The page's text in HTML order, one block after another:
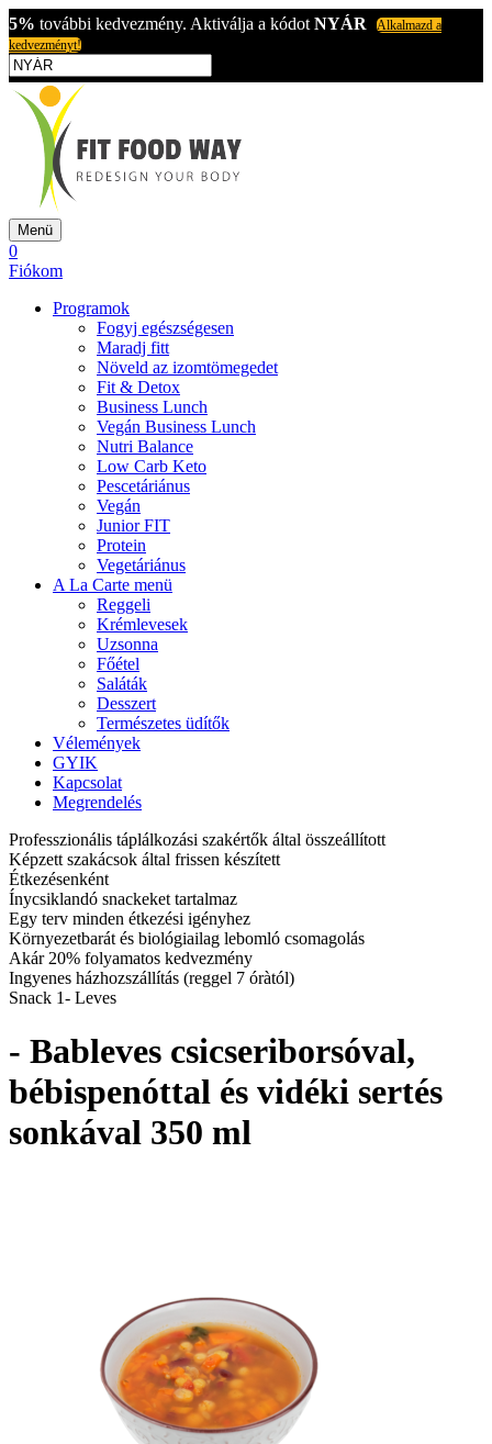
5% további kedvezmény. Aktiválja a kódot NYÁR
Alkalmazd a
kedvezményt!
Menü
0
Fiókom
Programok
Fogyj egészségesen
Maradj fitt
Növeld az izomtömegedet
Fit & Detox
Business Lunch
Vegán Business Lunch
Nutri Balance
Low Carb Keto
Pescetáriánus
Vegán
Junior FIT
Protein
Vegetáriánus
A La Carte menü
Reggeli
Krémlevesek
Uzsonna
Főétel
Saláták
Desszert
Természetes üdítők
Vélemények
GYIK
Kapcsolat
Megrendelés
Professzionális táplálkozási szakértők által összeállított
Képzett szakácsok által frissen készített
Étkezésenként
Ínycsiklandó snackeket tartalmaz
Egy terv minden étkezési igényhez
Környezetbarát és biológiailag lebomló csomagolás
Akár 20% folyamatos kedvezmény
Ingyenes házhozszállítás (reggel 7 óràtól)
Snack 1- Leves
- Bableves csicseriborsóval,
bébispenóttal és vidéki sertés
sonkával 350 ml